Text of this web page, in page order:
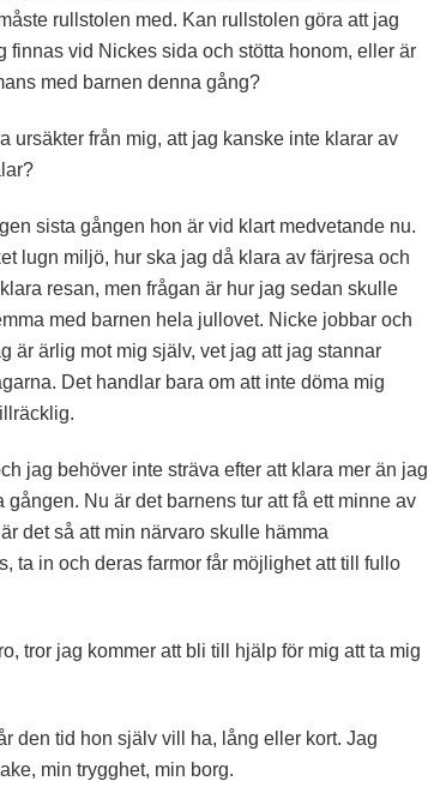
rullstolen med. Kan rullstolen göra att jag
vid Nickes sida och stötta honom, eller är
med barnen denna gång?
ursäkter från mig, att jag kanske inte klarar av
sista gången hon är vid klart medvetande nu.
lugn miljö, hur ska jag då klara av färjresa och
resan, men frågan är hur jag sedan skulle
med barnen hela jullovet. Nicke jobbar och
är ärlig mot mig själv, vet jag att jag stannar
Det handlar bara om att inte döma mig
jag behöver inte sträva efter att klara mer än jag
Nu är det barnens tur att få ett minne av
det så att min närvaro skulle hämma
ta in och deras farmor får möjlighet att till fullo
tror jag kommer att bli till hjälp för mig att ta mig
den tid hon själv vill ha, lång eller kort. Jag
min trygghet, min borg.